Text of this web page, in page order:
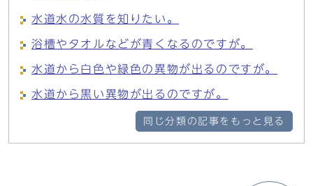
水道水の水質を知りたい。
浴槽やタオルなどが青くなるのですが。
水道から白色や緑色の異物が出るのですが。
水道から黒い異物が出るのですが。
同じ分類の記事をもっと見る